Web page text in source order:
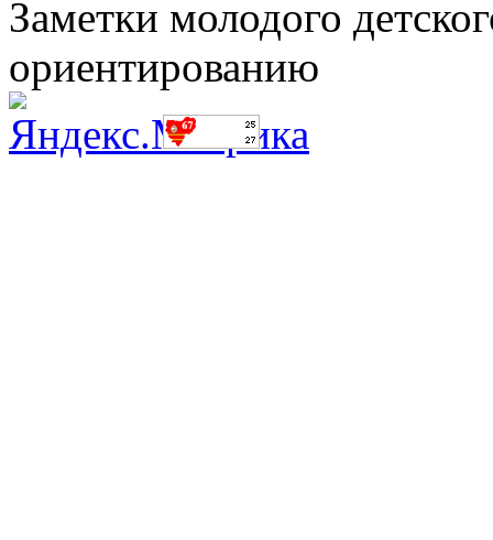
Заметки молодого
ориентированию